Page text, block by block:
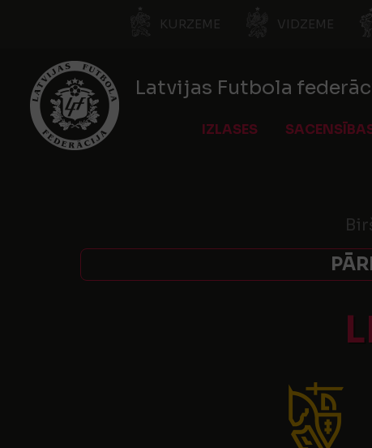
KURZEME VIDZEME
Latvijas Futbola
IZLASES